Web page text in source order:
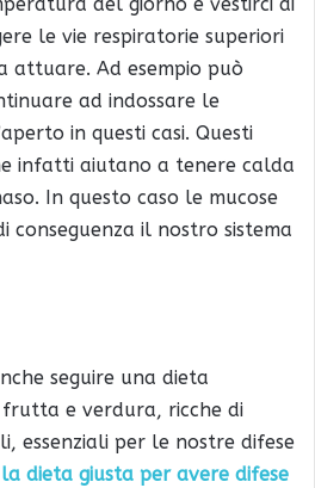
le vie respiratorie superiori
attuare. Ad esempio può
ad indossare le
in questi casi. Questi
infatti aiutano a tenere calda
In questo caso le mucose
conseguenza il nostro sistema
seguire una dieta
e verdura, ricche di
essenziali per le nostre difese
la dieta giusta per avere difese